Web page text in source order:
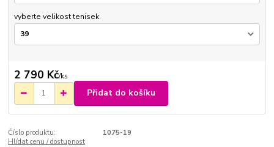
vyberte velikost tenisek
2 790 Kč/ks
Přidat do košíku
Číslo produktu:
1075-19
Hlídat cenu / dostupnost